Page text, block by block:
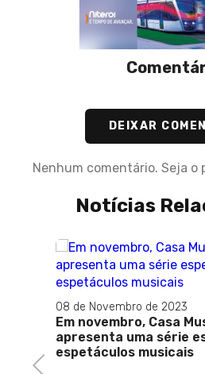
DEIXAR
Nenhum comentário. Seja o
Notícias
Previous
08 de Novembro de 2023
Em novembro, Casa
apresenta uma série
espetáculos musicais